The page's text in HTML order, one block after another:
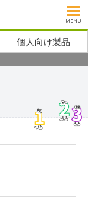
MENU
個人向け製品